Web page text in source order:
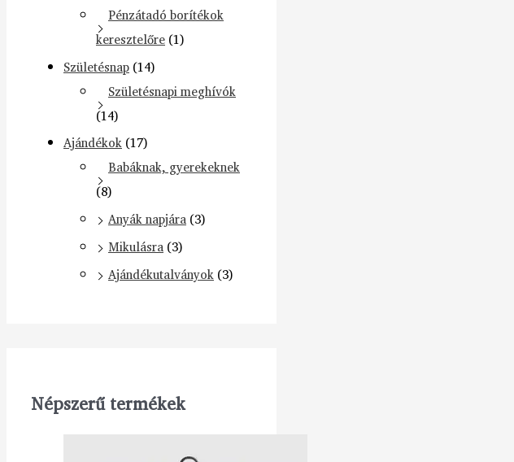
Pénzátadó borítékok
keresztelőre (1)
Születésnap (14)
Születésnapi meghívók
(14)
Ajándékok (17)
Babáknak, gyerekeknek
(8)
Anyák napjára (3)
Mikulásra (3)
Ajándékutalványok (3)
Népszerű termékek